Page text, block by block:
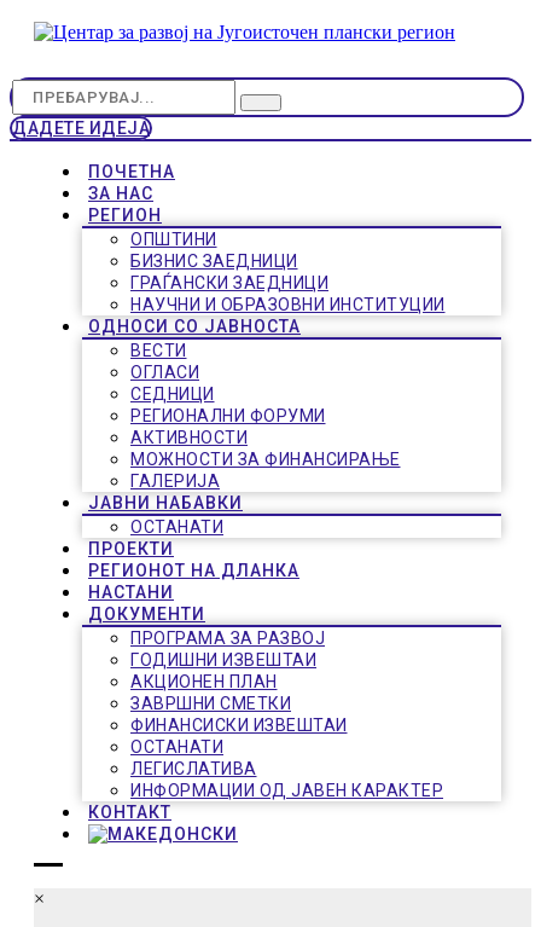
ДАДЕТЕ ИДЕЈА
ПОЧЕТНА
ЗА НАС
РЕГИОН
ОПШТИНИ
БИЗНИС ЗАЕДНИЦИ
ГРАЃАНСКИ ЗАЕДНИЦИ
НАУЧНИ И ОБРАЗОВНИ ИНСТИТУЦИИ
ОДНОСИ СО ЈАВНОСТА
ВЕСТИ
ОГЛАСИ
СЕДНИЦИ
РЕГИОНАЛНИ ФОРУМИ
АКТИВНОСТИ
МОЖНОСТИ ЗА ФИНАНСИРАЊЕ
ГАЛЕРИЈА
ЈАВНИ НАБАВКИ
ОСТАНАТИ
ПРОЕКТИ
РЕГИОНОТ НА ДЛАНКА
НАСТАНИ
ДОКУМЕНТИ
ПРОГРАМА ЗА РАЗВОЈ
ГОДИШНИ ИЗВЕШТАИ
АКЦИОНЕН ПЛАН
ЗАВРШНИ СМЕТКИ
ФИНАНСИСКИ ИЗВЕШТАИ
ОСТАНАТИ
ЛЕГИСЛАТИВА
ИНФОРМАЦИИ ОД ЈАВЕН КАРАКТЕР
КОНТАКТ
×